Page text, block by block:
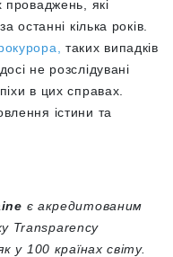
проваджень, які
останні кілька років.
таких випадків
не розслідувані
в цих справах.
істини та
є акредитованим
Transparency
100 країнах світу.